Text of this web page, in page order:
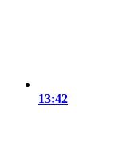
13:42